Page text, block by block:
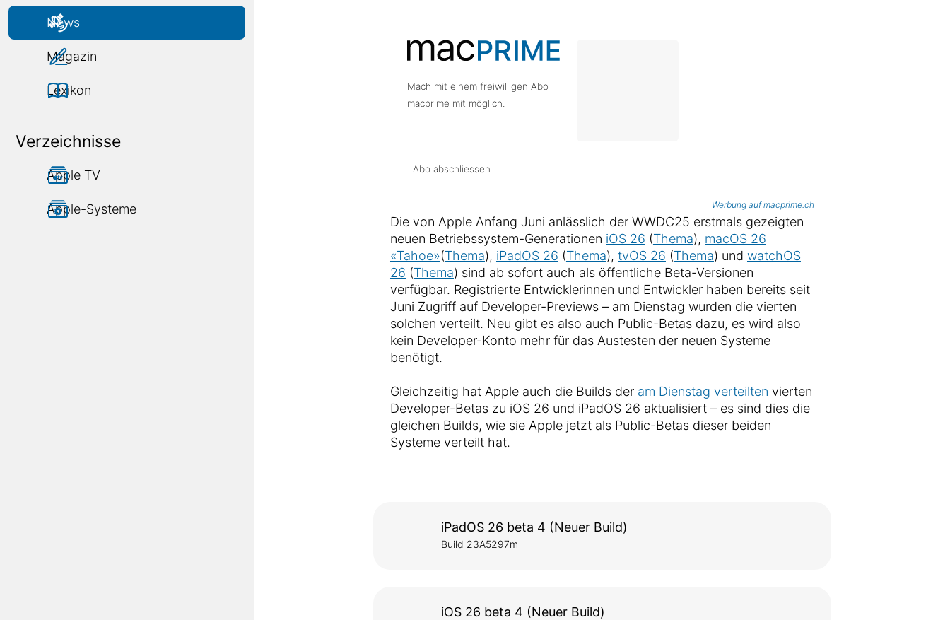
News
Magazin
Lexikon
Verzeichnisse
Apple TV
Apple-Systeme
Mach mit einem freiwilligen Abo
macprime mit möglich.
Abo abschliessen
Werbung auf macprime.ch
Die von Apple Anfang Juni anlässlich der WWDC25 erstmals gezeigten
neuen Betriebssystem-Generationen iOS 26 (Thema), macOS 26
«Tahoe»(Thema), iPadOS 26 (Thema), tvOS 26 (Thema) und watchOS
26 (Thema) sind ab sofort auch als öffentliche Beta-Versionen
verfügbar. Registrierte Entwicklerinnen und Entwickler haben bereits seit
Juni Zugriff auf Developer-Previews – am Dienstag wurden die vierten
solchen verteilt. Neu gibt es also auch Public-Betas dazu, es wird also
kein Developer-Konto mehr für das Austesten der neuen Systeme
benötigt.
Gleichzeitig hat Apple auch die Builds der am Dienstag verteilten vierten
Developer-Betas zu iOS 26 und iPadOS 26 aktualisiert – es sind dies die
gleichen Builds, wie sie Apple jetzt als Public-Betas dieser beiden
Systeme verteilt hat.
iPadOS 26 beta 4 (Neuer Build)
Build 23A5297m
iOS 26 beta 4 (Neuer Build)